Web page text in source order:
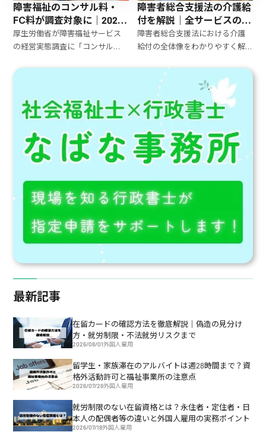
障害福祉のコンサル料・
FC料が調査対象に｜2027
年度報酬改定の影響と事業
所が今から取るべき対策
厚生労働省が障害福祉サービス
の経営実態調査に「コンサル
酬改定への影響や背景、事業所
現場経験と行政書士の視点で詳
しく解説します。
障害者総合支援法の介護給
付を解説｜全サービスの種
類・内容・対象者をわかり
やすく整理
障害者総合支援法における介護
給付の全体像をわかりやすく解
同行援護・生活介護・短期入所
など主要サービスの内容や対象
者、支援の特徴を整理し、実務
に役立つ基礎知識を紹介します。
最新記事
在留カードの確認方法を徹底解説｜偽造の見分け
方・就労制限・不法就労リスクまで
2026/08/01外国人雇用
留学生・家族滞在のアルバイトは週28時間まで？資
格外活動許可と福祉事業所の注意点
2026/07/26外国人雇用
就労制限のない在留資格とは？永住者・定住者・日
本人の配偶者等の違いと外国人雇用の実務ポイント
2026/07/18外国人雇用